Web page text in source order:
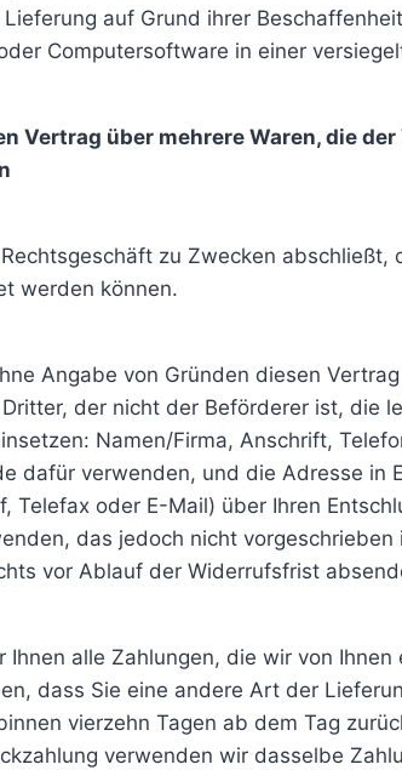
auf Grund ihrer
Computersoftware in einer
über mehrere Waren, die
zu Zwecken
werden können.
Angabe von Gründen diesen
der nicht der Beförderer ist, die
Namen/Firma, Anschrift,
dafür verwenden, und die Adresse in
Telefax oder E-Mail) über Ihren
das jedoch nicht
vor Ablauf der Widerrufsfrist
alle Zahlungen, die wir von
dass Sie eine andere Art der
vierzehn Tagen ab dem Tag
verwenden wir dasselbe